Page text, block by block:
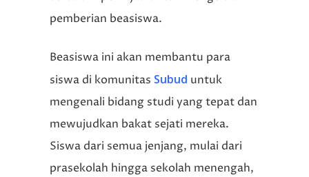
pemberian beasiswa.
Beasiswa ini akan membantu para
siswa di komunitas Subud untuk
mengenali bidang studi yang tepat dan
mewujudkan bakat sejati mereka.
Siswa dari semua jenjang, mulai dari
prasekolah hingga sekolah menengah,